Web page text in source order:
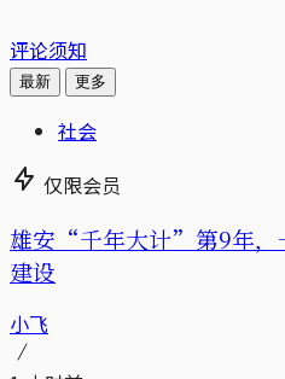
评论须知
最新 更多
社会
仅限会员
雄安“千年大计”第9年，
建设
小飞